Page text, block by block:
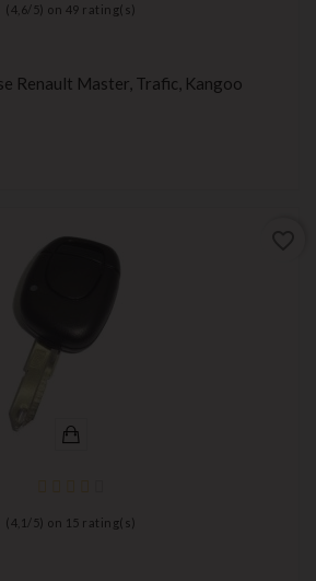
( 4,6/ 5) on 49 rating(s)
Renault Master, Trafic, Kangoo
( 4,1 / 5) on 15 rating(s)